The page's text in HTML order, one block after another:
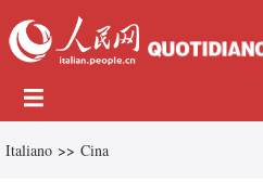
Italiano >> Cina